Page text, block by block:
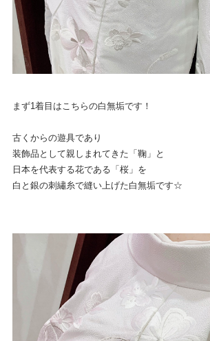
まず1着目はこちらの白無垢です！
古くからの遊具であり
装飾品として親しまれてきた「鞠」と
日本を代表する花である「桜」を
白と銀の刺繡糸で縫い上げた白無垢です☆